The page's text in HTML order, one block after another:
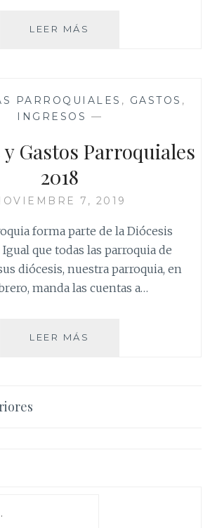
LEER MÁS
PARROQUIALES , GASTOS ,
INGRESOS —
Gastos Parroquiales
2018
7, 2019
forma parte de la Diócesis
Igual que todas las parroquia de
diócesis, nuestra parroquia, en
manda las cuentas a…
LEER MÁS